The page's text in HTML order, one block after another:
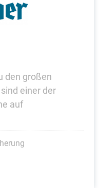
den großen
einer der
auf